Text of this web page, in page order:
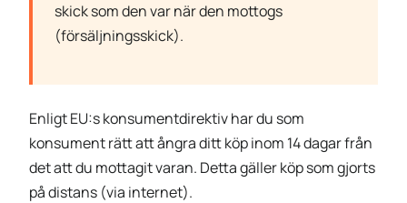
skick som den var när den mottogs
(försäljningsskick).
Enligt EU:s konsumentdirektiv har du som
konsument rätt att ångra ditt köp inom 14 dagar från
det att du mottagit varan. Detta gäller köp som gjorts
på distans (via internet).